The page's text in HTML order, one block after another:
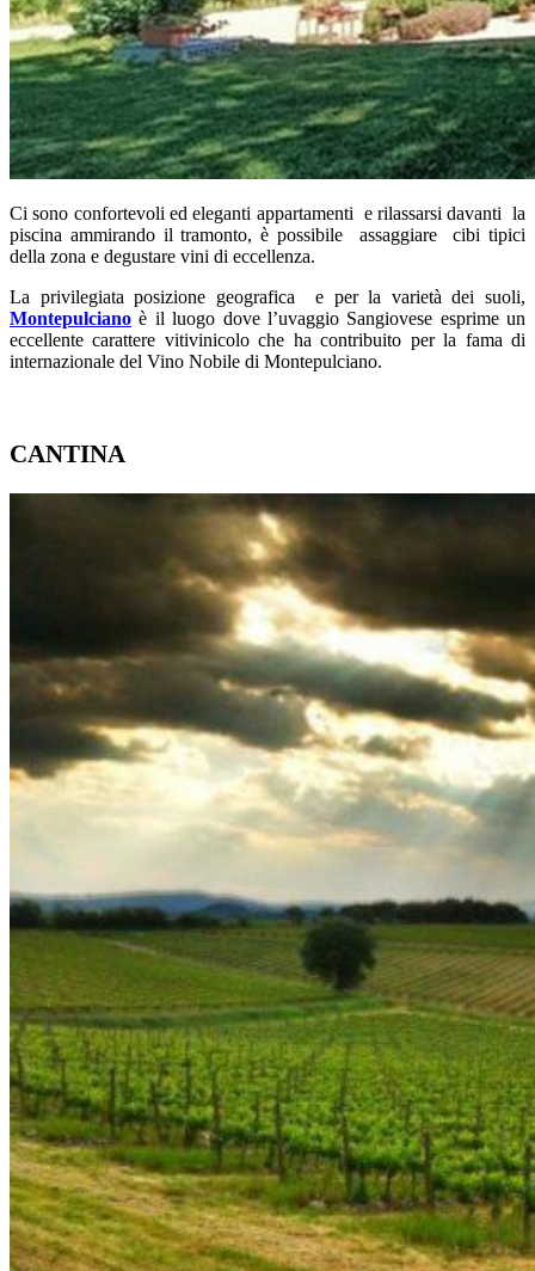
Ci sono confortevoli ed eleganti appartamenti e rilassarsi davanti la
piscina ammirando il tramonto, è possibile assaggiare cibi tipici
della zona e degustare vini di eccellenza.
La privilegiata posizione geografica e per la varietà dei suoli,
Montepulciano è il luogo dove l’uvaggio Sangiovese esprime un
eccellente carattere vitivinicolo che ha contribuito per la fama di
internazionale del Vino Nobile di Montepulciano.
CANTINA